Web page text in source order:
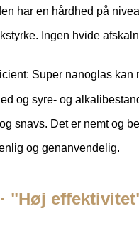
har en hårdhed på
Ingen hvide
Super nanoglas
og syre- og
snavs. Det er nemt og
og genanvendelig.
"Høj